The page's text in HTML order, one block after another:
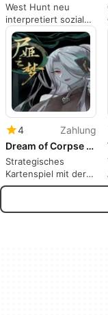
West Hunt neu
interpretiert soziale
Deduktion in einem
spannenden
Western-Setting
4
Zahlung
Dream of Corpse Lady
Strategisches
Kartenspiel mit der
Corpse Lady